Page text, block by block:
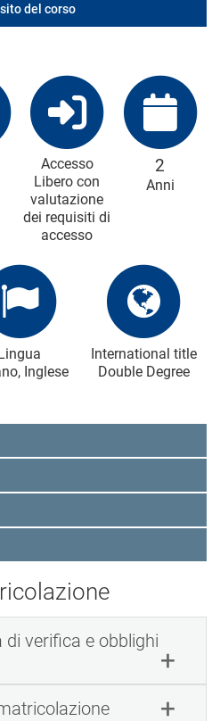
del corso
Accesso
Libero con
valutazione
dei requisiti di
accesso
2
Anni
Inglese
International title
Double Degree
di verifica e obblighi